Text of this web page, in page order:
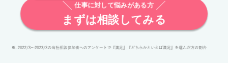
仕事に対して悩みがある方
まずは相談してみる